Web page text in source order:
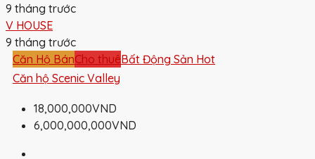
9 tháng trước
V HOUSE
9 tháng trước
Căn Hộ BánCho thuêBất Động Sản Hot
Căn hộ Scenic Valley
18,000,000VND
6,000,000,000VND